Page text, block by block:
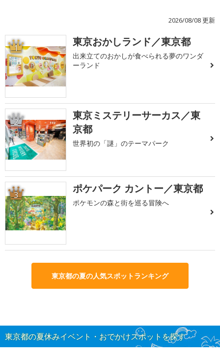
2026/08/08 更新
1 東京おかしランド／東京都
出来立てのおかしが食べられる夢のワンダ
ーランド
2
東京ミステリーサーカス／東
京都
世界初の「謎」のテーマパーク
3 ポケパーク カントー／東京都
ポケモンの森と街を巡る冒険へ
東京都の夏の人気スポットランキング
東京都の夏休みイベント・おでかけスポットを探す